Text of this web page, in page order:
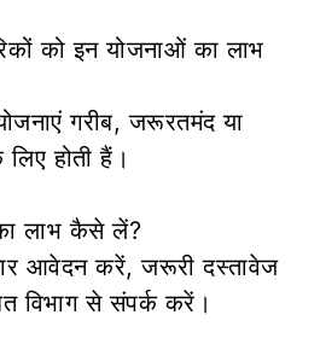
को इन योजनाओं का लाभ
गरीब, जरूरतमंद या
लिए होती हैं।
लाभ कैसे लें?
आवेदन करें, जरूरी दस्तावेज
विभाग से संपर्क करें।